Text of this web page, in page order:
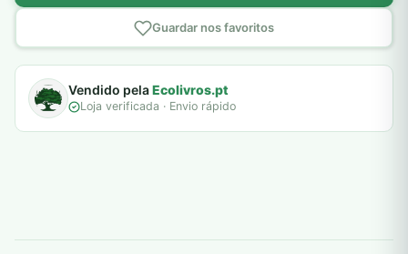
Guardar nos favoritos
Vendido pelaEcolivros.pt
Loja verificada · Envio rápido